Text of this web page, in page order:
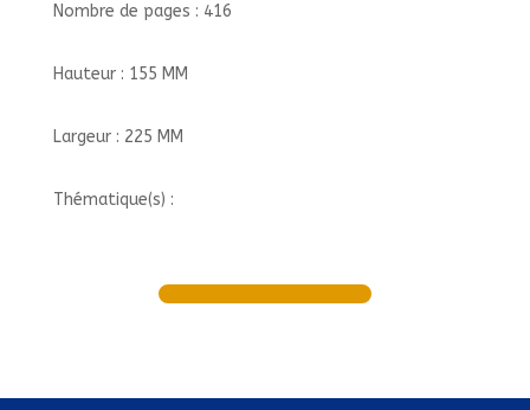
Nombre de pages : 416
Hauteur : 155 MM
Largeur : 225 MM
Thématique(s) :